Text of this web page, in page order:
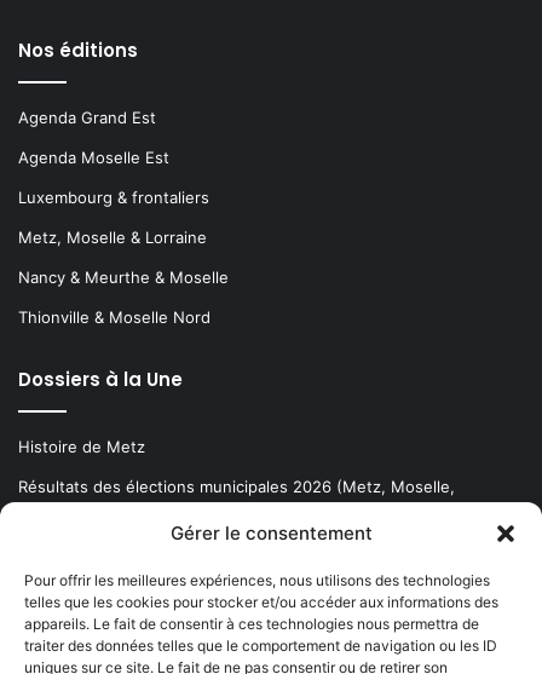
Gérer le consentement
Pour offrir les meilleures expériences, nous utilisons des technologies
telles que les cookies pour stocker et/ou accéder aux informations des
appareils. Le fait de consentir à ces technologies nous permettra de
traiter des données telles que le comportement de navigation ou les ID
uniques sur ce site. Le fait de ne pas consentir ou de retirer son
Nos éditions
Agenda Grand Est
Agenda Moselle Est
Luxembourg & frontaliers
Metz, Moselle & Lorraine
Nancy & Meurthe & Moselle
Thionville & Moselle Nord
Dossiers à la Une
Histoire de Metz
Résultats des élections municipales 2026 (Metz, Moselle,
Newsletter gratuite